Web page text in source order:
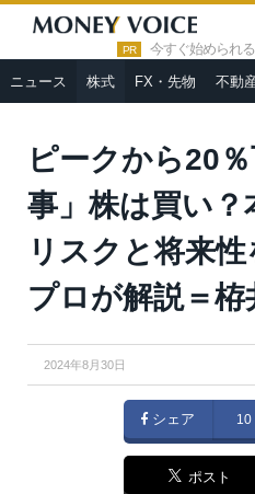
PR 今すぐ始められ
ニュース 株式 FX・先物 不動
HOME » 株式 »
ピークから
本当に割安か？リスクと将来性を
ピークから20
事」株は買い？
リスクと将来
プロが解説＝栫
2024年8月30日
シェア 10
ポスト